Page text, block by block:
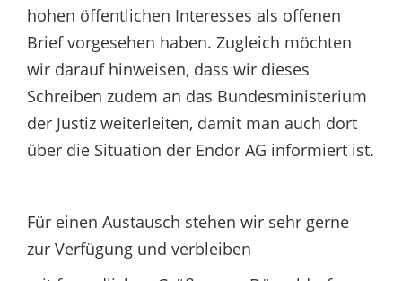
hohen öffentlichen Interesses als offenen
Brief vorgesehen haben. Zugleich möchten
wir darauf hinweisen, dass wir dieses
Schreiben zudem an das Bundesministerium
der Justiz weiterleiten, damit man auch dort
über die Situation der Endor AG informiert ist.
Für einen Austausch stehen wir sehr gerne
zur Verfügung und verbleiben